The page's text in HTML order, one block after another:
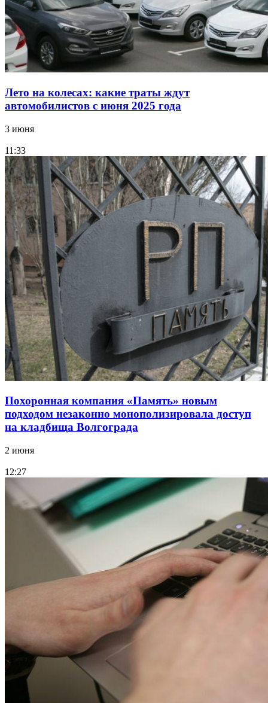
Лето на колесах: какие траты ждут
автомобилистов с июня 2025 года
3 июня
11:33
Похоронная компания «Память» новым
подходом незаконно монополизировала доступ
на кладбища Волгограда
2 июня
12:27